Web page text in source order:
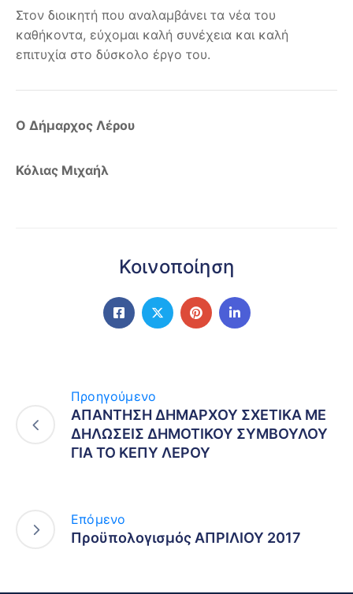
Στον διοικητή που αναλαμβάνει τα νέα του
καθήκοντα, εύχομαι καλή συνέχεια και καλή
επιτυχία στο δύσκολο έργο του.
Ο Δήμαρχος Λέρου
Κόλιας Μιχαήλ
Κοινοποίηση
Προηγούμενο
ΑΠΑΝΤΗΣΗ ΔΗΜΑΡΧΟΥ ΣΧΕΤΙΚΑ ΜΕ
ΔΗΛΩΣΕΙΣ ΔΗΜΟΤΙΚΟΥ ΣΥΜΒΟΥΛΟΥ
ΓΙΑ ΤΟ ΚΕΠΥ ΛΕΡΟΥ
Επόμενο
Προϋπολογισμός ΑΠΡΙΛΙΟΥ 2017